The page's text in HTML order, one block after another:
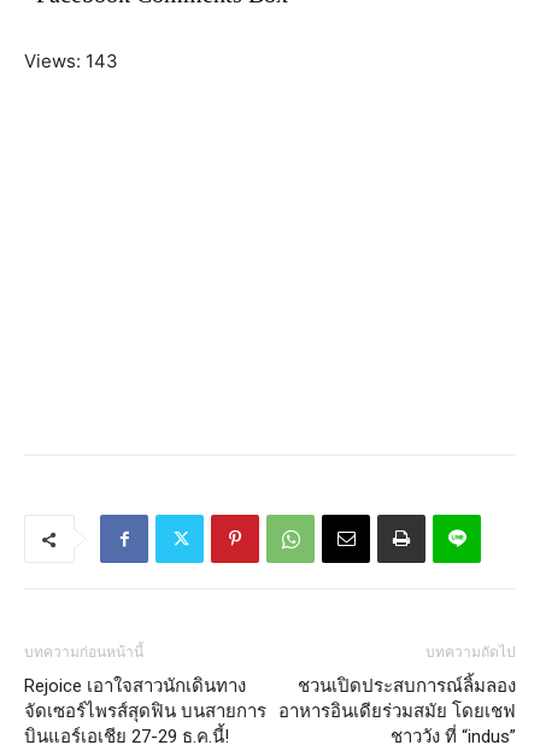
Views: 143
บทความก่อนหน้านี้
Rejoice เอาใจสาวนักเดินทาง
จัดเซอร์ไพรส์สุดฟิน บนสายการ
บินแอร์เอเชีย 27-29 ธ.ค.นี้!
บทความถัดไป
ชวนเปิดประสบการณ์ลิ้มลอง
อาหารอินเดียร่วมสมัย โดยเชฟ
ชาววัง ที่ “indus”